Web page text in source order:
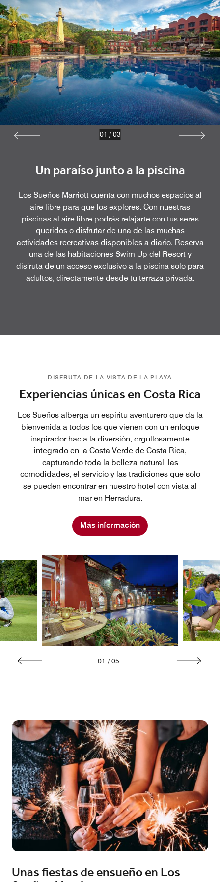
Un paraíso junto a la piscina
Los Sueños Marriott cuenta con muchos espacios al
aire libre para que los explores. Con nuestras
piscinas al aire libre podrás relajarte con tus seres
queridos o disfrutar de una de las muchas
actividades recreativas disponibles a diario. Reserva
una de las habitaciones Swim Up del Resort y
disfruta de un acceso exclusivo a la piscina solo para
adultos, directamente desde tu terraza privada.
01 / 03
DISFRUTA DE LA VISTA DE LA PLAYA
Experiencias únicas en Costa Rica
Los Sueños alberga un espíritu aventurero que da la
bienvenida a todos los que vienen con un enfoque
inspirador hacia la diversión, orgullosamente
integrado en la Costa Verde de Costa Rica,
capturando toda la belleza natural, las
comodidades, el servicio y las tradiciones que solo
se pueden encontrar en nuestro hotel con vista al
mar en Herradura.
Más información
01 / 05
Unas fiestas de ensueño en Los